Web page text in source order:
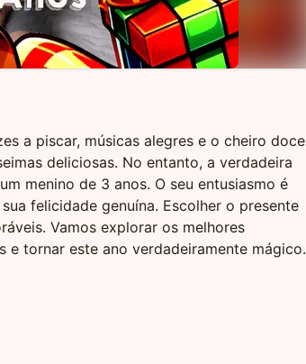
a piscar, músicas alegres e o cheiro doce
deliciosas. No entanto, a verdadeira
menino de 3 anos. O seu entusiasmo é
felicidade genuína. Escolher o presente
Vamos explorar os melhores
e tornar este ano verdadeiramente mágico.